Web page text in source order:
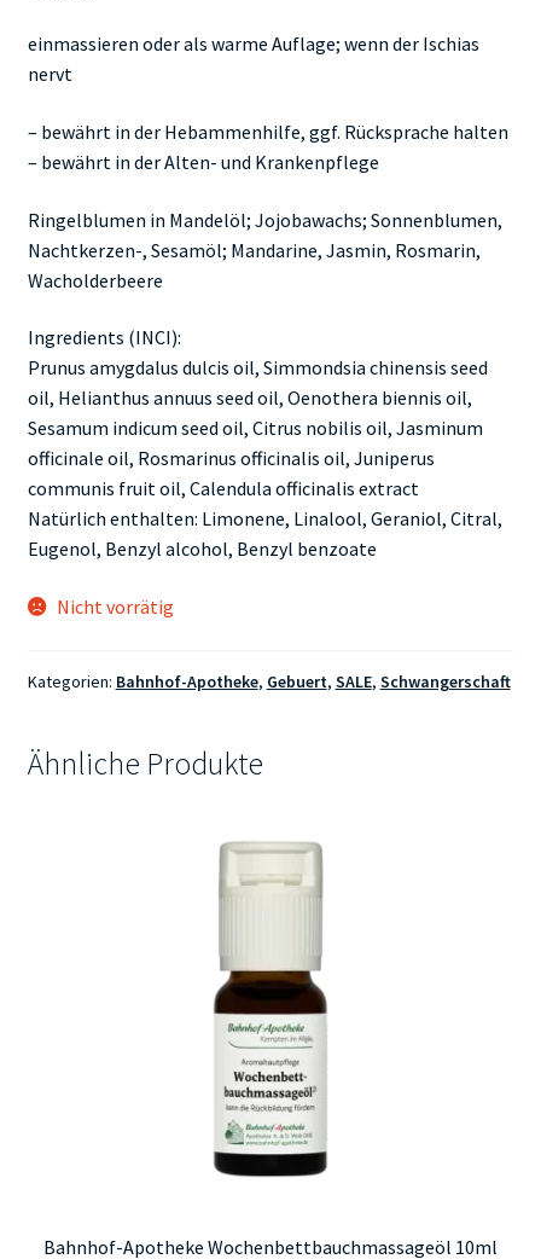
11,50 €8,05 €.
einmassieren oder als warme Auflage; wenn der Ischias
nervt
– bewährt in der Hebammenhilfe, ggf. Rücksprache halten
– bewährt in der Alten- und Krankenpflege
Ringelblumen in Mandelöl; Jojobawachs; Sonnenblumen,
Nachtkerzen-, Sesamöl; Mandarine, Jasmin, Rosmarin,
Wacholderbeere
Ingredients (INCI):
Prunus amygdalus dulcis oil, Simmondsia chinensis seed
oil, Helianthus annuus seed oil, Oenothera biennis oil,
Sesamum indicum seed oil, Citrus nobilis oil, Jasminum
officinale oil, Rosmarinus officinalis oil, Juniperus
communis fruit oil, Calendula officinalis extract
Natürlich enthalten: Limonene, Linalool, Geraniol, Citral,
Eugenol, Benzyl alcohol, Benzyl benzoate
Nicht vorrätig
Kategorien: Bahnhof-Apotheke, Gebuert, SALE, Schwangerschaft
Ähnliche Produkte
Bahnhof-Apotheke Wochenbettbauchmassageöl 10ml